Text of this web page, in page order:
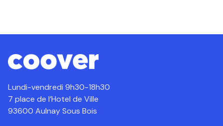
Lundi-vendredi 9h30-18h30
7 place de l’Hotel de Ville
93600 Aulnay Sous Bois